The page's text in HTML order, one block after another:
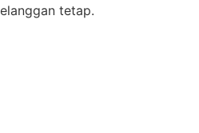
tetap.